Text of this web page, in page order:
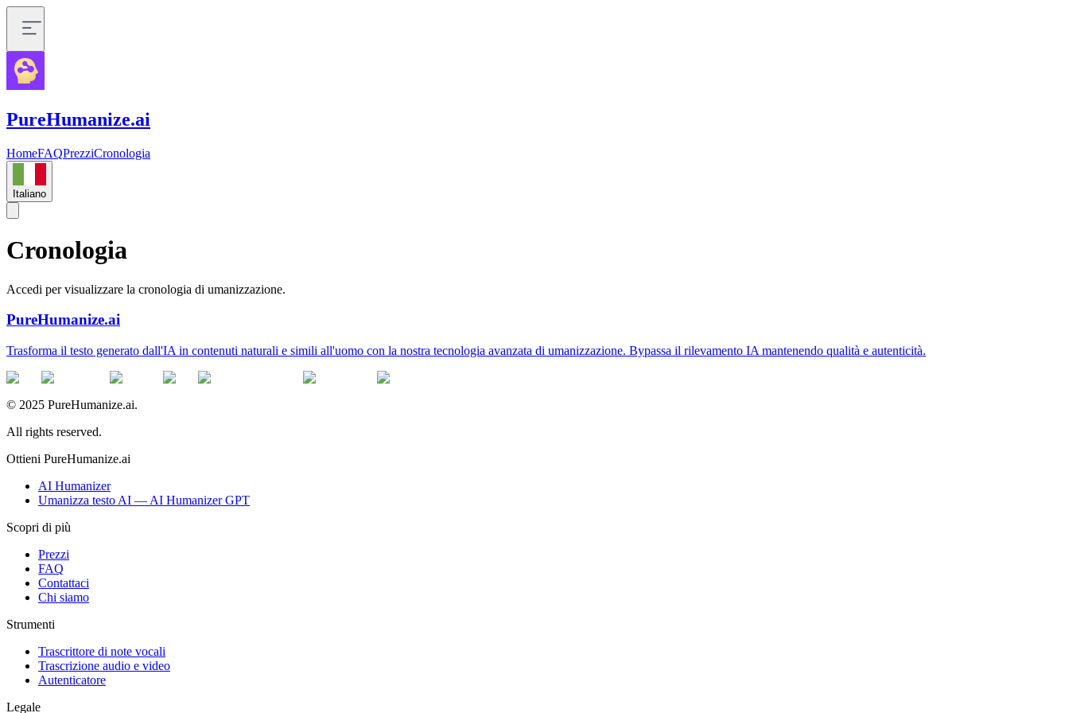
PureHumanize.ai
HomeFAQPrezziCronologia
Italiano
Cronologia
Accedi per visualizzare la cronologia di umanizzazione.
PureHumanize.ai
Trasforma il testo generato dall'IA in contenuti naturali e simili all'uomo con la nostra tecnologia avanzata di umanizzazione. Bypassa il rilevamento IA mantenendo qualità e autenticità.
© 2025 PureHumanize.ai.
All rights reserved.
Ottieni PureHumanize.ai
AI Humanizer
Umanizza testo AI — AI Humanizer GPT
Scopri di più
Prezzi
FAQ
Contattaci
Chi siamo
Strumenti
Trascrittore di note vocali
Trascrizione audio e video
Autenticatore
Legale